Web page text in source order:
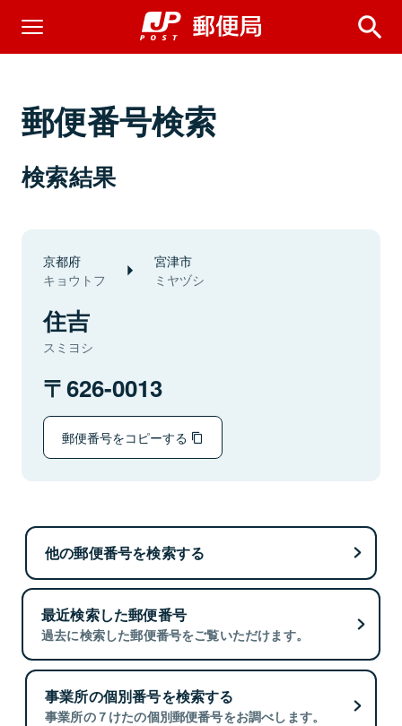
郵便番号検索
検索結果
京都府
キョウトフ
宮津市
ミヤヅシ
住吉
スミヨシ
626-0013
郵便番号をコピーする
他の郵便番号を検索する
最近検索した郵便番号
過去に検索した郵便番号をご覧いただけます。
事業所の個別番号を検索する
事業所の７けたの個別郵便番号をお調べします。